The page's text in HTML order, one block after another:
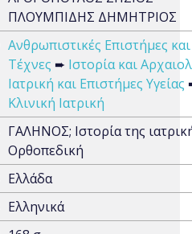
ΠΛΟΥΜΠΙΔΗΣ ΔΗΜΗΤΡΙΟΣ
Ανθρωπιστικές Επιστήμες και
Τέχνες ➨ Ιστορία και
Ιατρική και Επιστήμες Υγείας
Κλινική Ιατρική
ΓΑΛΗΝΟΣ; Ιστορία της
Ορθοπεδική
Ελλάδα
Ελληνικά